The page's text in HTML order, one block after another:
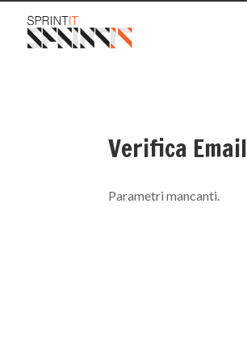
Verifica Email
Parametri mancanti.